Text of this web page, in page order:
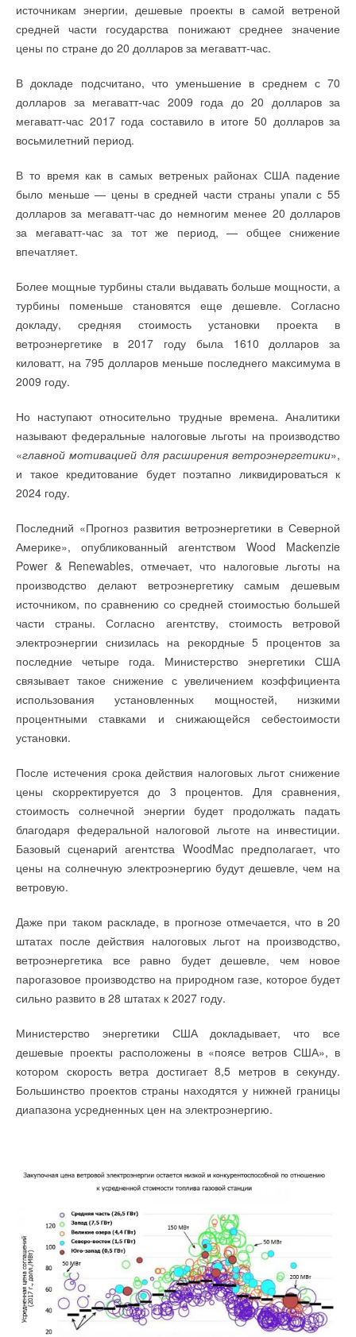
источникам энергии, дешевые проекты в самой ветреной
средней части государства понижают среднее значение
цены по стране до 20 долларов за мегаватт-час.
В докладе подсчитано, что уменьшение в среднем с 70
долларов за мегаватт-час 2009 года до 20 долларов за
мегаватт-час 2017 года составило в итоге 50 долларов за
восьмилетний период.
В то время как в самых ветреных районах США падение
было меньше — цены в средней части страны упали с 55
долларов за мегаватт-час до немногим менее 20 долларов
за мегаватт-час за тот же период, — общее снижение
впечатляет.
Более мощные турбины стали выдавать больше мощности, а
турбины поменьше становятся еще дешевле. Согласно
докладу, средняя стоимость установки проекта в
ветроэнергетике в 2017 году была 1610 долларов за
киловатт, на 795 долларов меньше последнего максимума в
2009 году.
Но наступают относительно трудные времена. Аналитики
называют федеральные налоговые льготы на производство
«главной мотивацией для расширения ветроэнергетики»,
и такое кредитование будет поэтапно ликвидироваться к
2024 году.
Последний «Прогноз развития ветроэнергетики в Северной
Америке», опубликованный агентством Wood Mackenzie
Power & Renewables, отмечает, что налоговые льготы на
производство делают ветроэнергетику самым дешевым
источником, по сравнению со средней стоимостью большей
части страны. Согласно агентству, стоимость ветровой
электроэнергии снизилась на рекордные 5 процентов за
последние четыре года. Министерство энергетики США
связывает такое снижение с увеличением коэффициента
использования установленных мощностей, низкими
процентными ставками и снижающейся себестоимости
установки.
После истечения срока действия налоговых льгот снижение
цены скорректируется до 3 процентов. Для сравнения,
стоимость солнечной энергии будет продолжать падать
благодаря федеральной налоговой льготе на инвестиции.
Базовый сценарий агентства WoodMac предполагает, что
цены на солнечную электроэнергию будут дешевле, чем на
ветровую.
Даже при таком раскладе, в прогнозе отмечается, что в 20
штатах после действия налоговых льгот на производство,
ветроэнергетика все равно будет дешевле, чем новое
парогазовое производство на природном газе, которое будет
сильно развито в 28 штатах к 2027 году.
Министерство энергетики США докладывает, что все
дешевые проекты расположены в «поясе ветров США», в
котором скорость ветра достигает 8,5 метров в секунду.
Большинство проектов страны находятся у нижней границы
диапазона усредненных цен на электроэнергию.
кондиционера
Виктор Васильев — о законах техноэволюции и рынке
Выбор расчётной температуры внутреннего воздуха для
многозональных систем кондиционирования
Интеллектуальная система водоотведения Nexos
Intelligence с насосом Wilo-Rexa Solid-Q
Использование технологии «интернета вещей» в
распределённый мониторинг, интеллектуальная
балансировка
Испытания и приёмка систем отопления, вентиляции и
кондиционирования в эксплуатацию
Итальянские циркуляционные насосы нового поколения
К вопросу определения удельной вентиляционной
Как оборудовать помещение для напольного котла
Каскадные системы с котлами Innovens MCA Pro
Наладка и регулировка систем водяного отопления
Новый комитет для поддержки полипропиленовых труб
Повышение эффективности работы фотоэлектрических
преобразователей при параллельной и смешанной
коммутации
Решения для индивидуального учёта энергии в
многоквартирных зданиях
Рынок труб для ГВС и ХВС сегодня и завтра. Опрос
ведущих экспертов
Советское и российское солнечное теплоснабжение —
научные и инженерные школы
Энергоэффективность в системах кондиционирования
воздуха с применением испарительного охлаждения
Читайте по теме:
→
Новинка — приточная вентиляционная установка ZILON
ZPW-N 2000 INT EC
→
Учёные ЮУрГУ создали каскадную установку,
объединяющую солнечную и геотермальную энергию
→
Для Арктики создали технологию защиты
→
Запорные клапаны Ридан для систем холодоснабжения
одобрены сертификатом РМРС
→ Универсальный пульт Z037-5C0 от НЕВАТОМ
НОВОСТИ СОК 5 АВГУСТА 2026
→
Гибридный тепловой насос PV/T с одним общим
испарителем
→ 21-й ежегодный форум «ЦОД-2026»
НОВОСТИ СОК 5 АВГУСТА 2026
→
Корпорация «Термекс» представила передовой опыт
роботизации участникам проекта «Промтуризм.РФ»
НОВОСТИ СОК 4 АВГУСТА 2026
→
Китайская Shenling представила линейку тепловых
насосов «воздух-вода» на R290
НОВОСТИ СОК 4 АВГУСТА 2026
Уведомления отключены
Комментарии
В этой теме еще нет комментариев
позволяет управлять шаровым краном с крутящим моментом
до 64 000 Нм.
Читайте по теме:
→ 'ТехПромАрма' - на бизнес-форуме во Флоренции
НОВОСТИ СОК 17 ДЕКАБРЯ 2018
→ «Регулятор» и канадский университет
→
НОВОСТИ СОК 22 ОКТЯБРЯ 2018
→ Разработки ЭМК на предприятиях Екатеринбурга
→ Владимир Макаров - почетный арматуростроитель
→ 'Энергомашкомплект' на конференции в Казахстане
НОВОСТИ СОК 20 СЕНТЯБРЯ 2018
→ НПО «Регулятор» на конференции в Иркутске
насосов NM
→
запасных частей
Комментарии
В этой теме еще нет комментариев
Добавить комментарий
Ваше имя *
Ваш E-mail *
бесплатными (необходимо указывать в описании).
Читайте по теме:
→ ГК «Терморос» усиливает позиции на рынке Казахстана
НОВОСТИ СОК 1 АВГУСТА 2024
→ Терморос Grand Meeting 2024
→ «Терморос» подписал договор о создании Консорциума
НОВОСТИ СОК 1 НОЯБРЯ 2023
НОВОСТИ СОК 1 СЕНТЯБРЯ 2023
НОВОСТИ СОК 21 ИЮЛЯ 2023
→
НОВОСТИ СОК 17 ИЮЛЯ 2023
→ Новинка Gekon: термостатическая головка M30x1,5
→ «Терморос» примет участие в Open Village
НОВОСТИ СОК 12 ИЮЛЯ 2023
→ «Терморос» на BAXI Expo в Екатеринбурге
НОВОСТИ СОК 7 ИЮЛЯ 2023
В этой теме еще нет комментариев
Добавить комментарий
Ваше имя *